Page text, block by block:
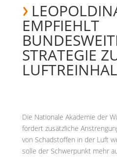
EMPFIEHLT
STRATEGIE
Die Nationale Akademie der
fordert zusätzliche
von Schadstoffen in der Luft
solle der Schwerpunkt mehr